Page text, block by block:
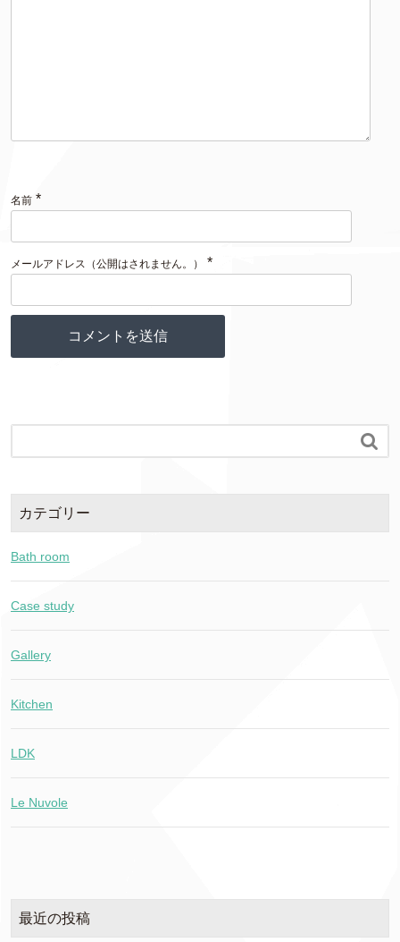
名前 *
メールアドレス（公開はされません。） *

カテゴリー
Bath room
Case study
Gallery
Kitchen
LDK
Le Nuvole
最近の投稿